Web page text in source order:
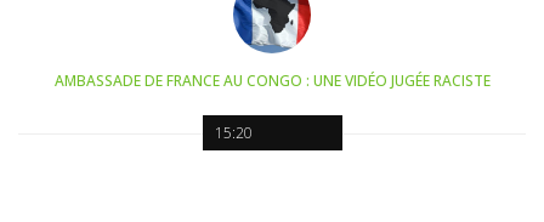
15:20
AMBASSADE DE FRANCE AU CONGO : UNE VIDÉO JUGÉE RACISTE